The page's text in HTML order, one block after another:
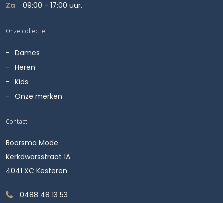
Za
09:00 - 17:00 uur.
Onze collectie
Dames
Heren
Kids
Onze merken
Contact
Boorsma Mode
Kerkdwarsstraat 1A
4041 XC Kesteren
0488 48 13 53